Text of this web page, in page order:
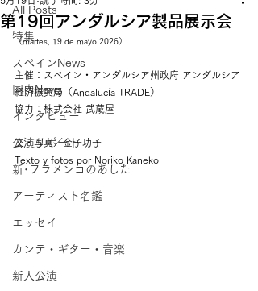
All Posts
特集
スペインNews
国内News
インタビュー
公演リポート
新･フラメンコのあした
アーティスト名鑑
エッセイ
カンテ・ギター・音楽
新人公演
第19回アンダルシア製品展示会
（martes, 19 de mayo 2026）
主催：スペイン・アンダルシア州政府 アンダルシア
経済振興局（Andalucía TRADE）
協力：株式会社 武蔵屋
文・写真／金子功子
Texto y fotos por Noriko Kaneko